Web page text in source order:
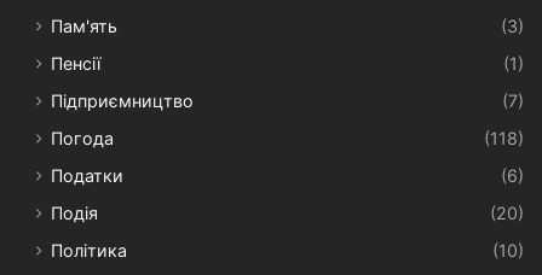
Пам'ять
(3)
Пенсії
(1)
Підприємництво
(7)
Погода
(118)
Податки
(6)
Подія
(20)
Політика
(10)